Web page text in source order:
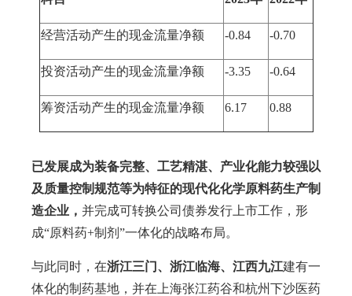
经营活动产生的现金流量净额 -0.84 -0.70
投资活动产生的现金流量净额 -3.35 -0.64
筹资活动产生的现金流量净额 6.17 0.88
已发展成为装备完整、工艺精湛、产业化能力较强以
及质量控制规范等为特征的现代化化学原料药生产制
造企业， 并完成可转换公司债券发行上市工作，形
成“原料药+制剂”一体化的战略布局。
与此同时，在浙江三门、浙江临海、江西九江建有一
体化的制药基地，并在上海张江药谷和杭州下沙医药